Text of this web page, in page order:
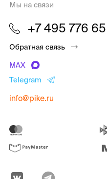
Мы на связи
+7 495 776
Обратная связь
MAX
Telegram
info@pike.ru